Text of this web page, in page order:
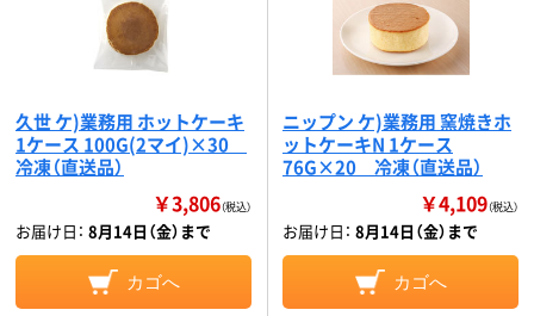
久世 ケ)業務用 ホットケーキ
1ケース 100G(2マイ)×30
冷凍（直送品）
￥3,806（税込）
お届け日： 8月14日（金）まで
カゴへ
ニップン ケ)業務用 窯焼きホ
ットケーキN 1ケース
76G×20 冷凍（直送品）
￥4,109（税込）
お届け日： 8月14日（金）まで
カゴへ